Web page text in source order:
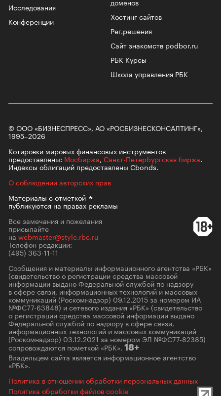
Хостинг сайтов
Рег.решения
Сайт знакомств podbor.ru
РБК Курсы
Школа управления РБК
Исследования
Конференции
© ООО «БИЗНЕСПРЕСС», АО «РОСБИЗНЕСКОНСАЛТИНГ»,
1995–2026
Котировки мировых финансовых инструментов
предоставлены: Мосбиржа, Санкт-Петербургская биржа.
Индексы облигаций предоставлены Cbonds.
О соблюдении авторских прав
Материалы сотметкой
публикуются на правах рекламы
Все замечания и пожелания
присылайте
на webmaster@style.rbc.ru
Телефон редакции:
(495) 363-11-11
Сообщения и материалы информационного агентства «РБК»
(свидетельство о регистрации средства массовой
информации выдано Федеральной службой по надзору
в сфере связи, информационных технологий и массовых
коммуникаций (Роскомнадзор) 09.12.2015 за номером ИА
№ФС77-63848) и сетевого издания «РБК» (свидетельство
о регистрации средства массовой информации выдано
Федеральной службой по надзору в сфере связи,
информационных технологий и массовых коммуникаций
(Роскомнадзор) 03.12.2021 за номером ЭЛ №ФС77-82385)
сопровождаются пометкой «РБК». 18+
Владельцем сайта является информационное агентство
«РБК».
Политика в отношении обработки персональных данных
Политика обработки файлов cookie